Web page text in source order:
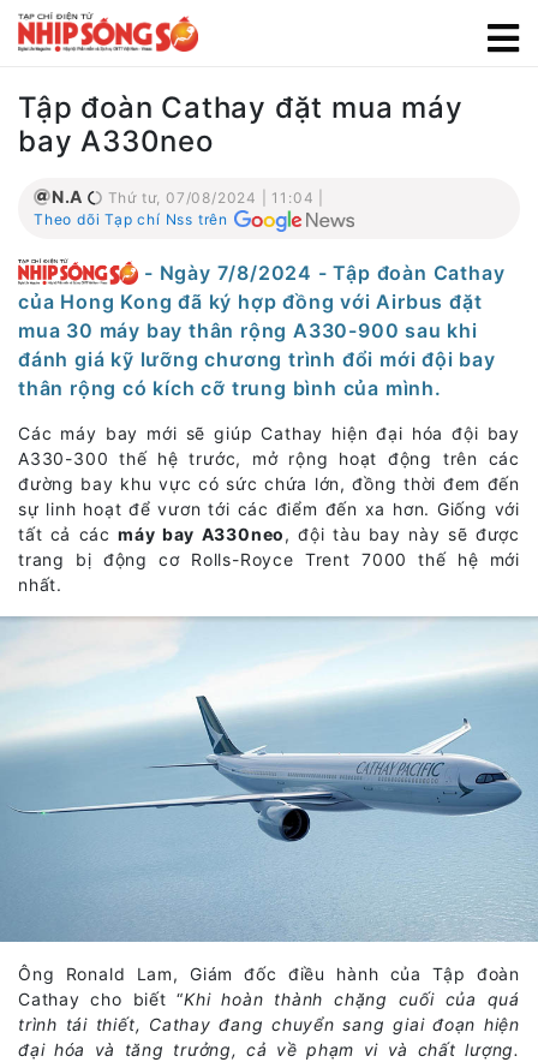
Tập đoàn Cathay đặt mua máy
bay A330neo
N.A
Thứ tư, 07/08/2024 | 11:04 |
Theo dõi Tạp chí Nss trên
- Ngày 7/8/2024 - Tập đoàn Cathay
của Hong Kong đã ký hợp đồng với Airbus đặt
mua 30 máy bay thân rộng A330-900 sau khi
đánh giá kỹ lưỡng chương trình đổi mới đội bay
thân rộng có kích cỡ trung bình của mình.
Các máy bay mới sẽ giúp Cathay hiện đại hóa đội bay
A330-300 thế hệ trước, mở rộng hoạt động trên các
đường bay khu vực có sức chứa lớn, đồng thời đem đến
sự linh hoạt để vươn tới các điểm đến xa hơn. Giống với
tất cả cácmáy bay A330neo, đội tàu bay này sẽ được
trang bị động cơ Rolls-Royce Trent 7000 thế hệ mới
nhất.
Ông Ronald Lam, Giám đốc điều hành của Tập đoàn
Cathay cho biết “Khi hoàn thành chặng cuối của quá
trình tái thiết, Cathay đang chuyển sang giai đoạn hiện
đại hóa và tăng trưởng, cả về phạm vi và chất lượng.